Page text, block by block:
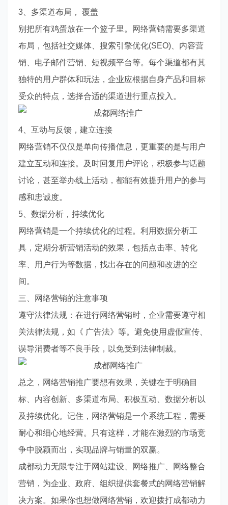
3、多渠道布局， 覆盖
别把所有鸡蛋放在一个篮子里。网络营销需要多渠道
布局，包括社交媒体、搜索引擎优化(SEO)、内容营
销、电子邮件营销、短视频平台等。每个渠道都有其
独特的用户群体和玩法，企业应根据自身产品和目标
受众的特点，选择合适的渠道进行重点投入。
4、互动与反馈，建立连接
网络营销不仅仅是单向传播信息，更重要的是与用户
建立互动和连接。及时回复用户评论，积极参与话题
讨论，甚至举办线上活动，都能有效提升用户的参与
感和忠诚度。
5、数据分析，持续优化
网络营销是一个持续优化的过程。利用数据分析工
具，定期分析营销活动的效果，包括点击率、转化
率、用户行为等数据，找出存在的问题和改进的空
间。
三、网络营销的注意事项
遵守法律法规：在进行网络营销时，企业需要遵守相
关法律法规，如《 广告法》等。避免使用虚假宣传、
误导消费者等不良手段，以免受到法律制裁。
总之，网络营销推广要想有效果，关键在于明确目
标、内容创新、多渠道布局、积极互动、数据分析以
及持续优化。记住，网络营销是一个系统工程，需要
耐心和细心地经营。只有这样，才能在激烈的市场竞
争中脱颖而出，实现品牌与销量的双赢。
成都动力无限专注于网站建设、网络推广、网络整合
营销，为企业、政府、组织提供套餐式的网络营销解
决方案。如果你也想做网络营销，欢迎拨打成都动力